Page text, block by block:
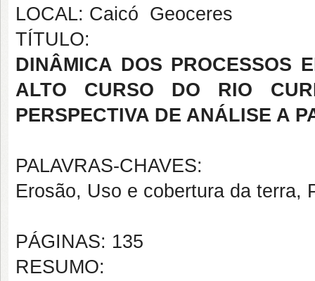
LOCAL: Caicó  Geoceres
TÍTULO:
DINÂMICA DOS PROCESSOS
ALTO CURSO DO RIO
PERSPECTIVA DE ANÁLISE A
PALAVRAS-CHAVES:
Erosão, Uso e cobertura da terra,
PÁGINAS: 135
RESUMO: